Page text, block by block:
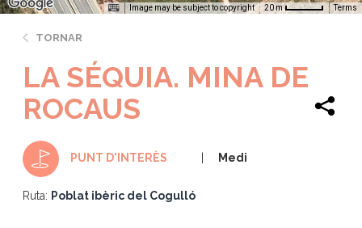
Image may be subject to copyright 20 m Terms
TORNAR
LA SÉQUIA. MINA DE
ROCAUS
PUNT D'INTERÈS Medi
Ruta: Poblat ibèric del Cogulló